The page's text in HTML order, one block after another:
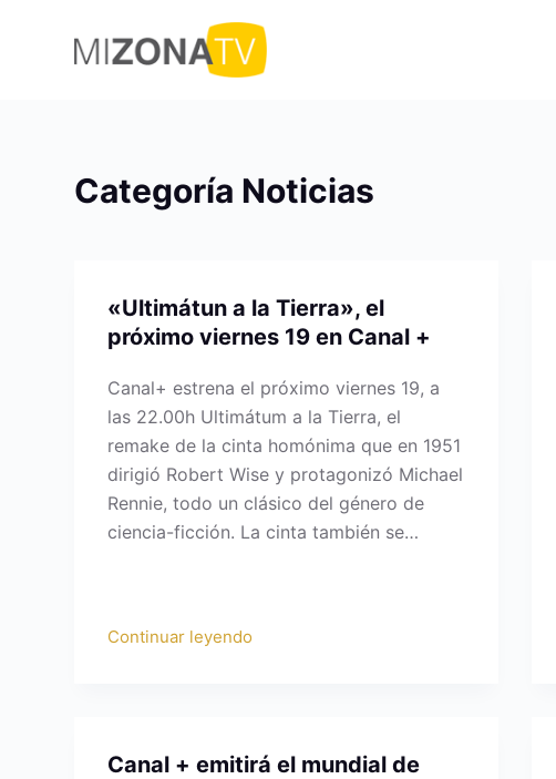
Categoría Noticias
«Ultimátun a la Tierra», el
próximo viernes 19 en Canal +
Canal+ estrena el próximo viernes 19, a
las 22.00h Ultimátum a la Tierra, el
remake de la cinta homónima que en 1951
dirigió Robert Wise y protagonizó Michael
Rennie, todo un clásico del género de
ciencia-ficción. La cinta también se…
Continuar leyendo
Canal + emitirá el mundial de